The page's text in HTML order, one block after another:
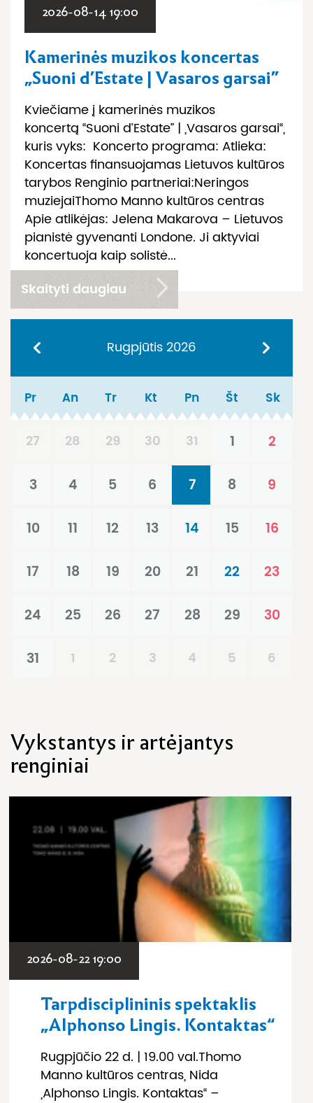
2026-08-14 19:00
Kamerinės muzikos koncertas
„Suoni d’Estate | Vasaros garsai”
Kviečiame į kamerinės muzikos
koncertą “Suoni d’Estate” | „Vasaros garsai“,
kuris vyks: Koncerto programa: Atlieka:
Koncertas finansuojamas Lietuvos kultūros
tarybos Renginio partneriai:Neringos
muziejaiThomo Manno kultūros centras
Apie atlikėjas: Jelena Makarova – Lietuvos
pianistė gyvenanti Londone. Ji aktyviai
koncertuoja kaip solistė...
Skaityti daugiau
Rugpjūtis 2026
Pr An Tr Kt Pn Št Sk
27 28 29 30 31 1 2
3 4 5 6 7 8 9
10 11 12 13 14 15 16
17 18 19 20 21 22 23
24 25 26 27 28 29 30
31 1 2 3 4 5 6
Vykstantys ir artėjantys
renginiai
2026-08-22 19:00
Tarpdisciplininis spektaklis
„Alphonso Lingis. Kontaktas“
Rugpjūčio 22 d. | 19.00 val.Thomo
Manno kultūros centras, Nida
„Alphonso Lingis. Kontaktas“ –